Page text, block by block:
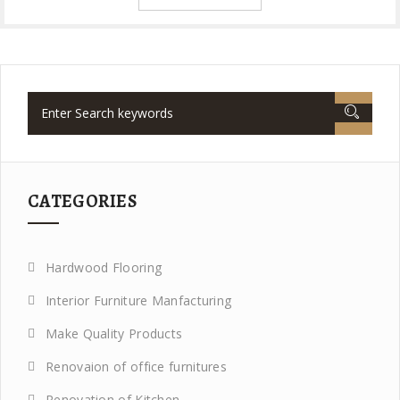
CATEGORIES
Hardwood Flooring
Interior Furniture Manfacturing
Make Quality Products
Renovaion of office furnitures